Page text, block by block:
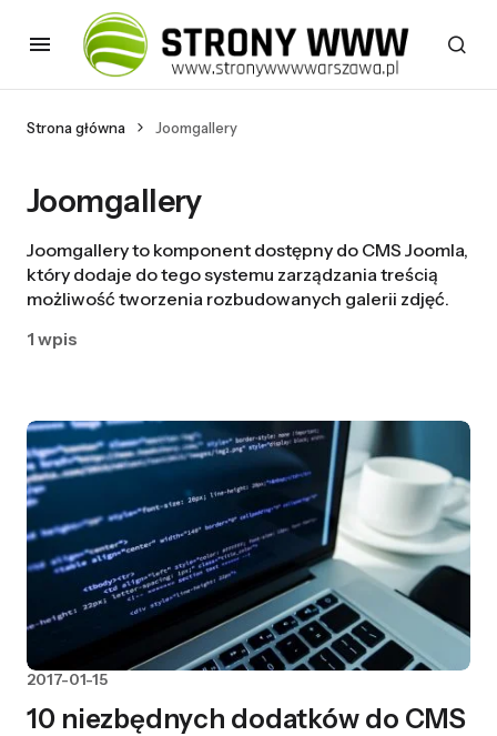
Strona główna Joomgallery
Joomgallery
Joomgallery to komponent dostępny do CMS Joomla,
który dodaje do tego systemu zarządzania treścią
możliwość tworzenia rozbudowanych galerii zdjęć.
1 wpis
2017-01-15
10 niezbędnych dodatków do CMS